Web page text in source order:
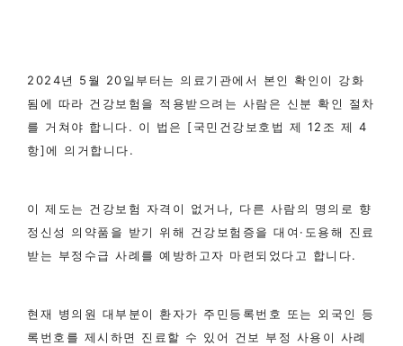
2024년 5월 20일부터는 의료기관에서 본인 확인이 강화
됨에 따라 건강보험을 적용받으려는 사람은 신분 확인 절차
를 거쳐야 합니다. 이 법은 [국민건강보호법 제 12조 제 4
항]에 의거합니다.
이 제도는 건강보험 자격이 없거나, 다른 사람의 명의로 향
정신성 의약품을 받기 위해 건강보험증을 대여·도용해 진료
받는 부정수급 사례를 예방하고자 마련되었다고 합니다.
현재 병의원 대부분이 환자가 주민등록번호 또는 외국인 등
록번호를 제시하면 진료할 수 있어 건보 부정 사용이 사례